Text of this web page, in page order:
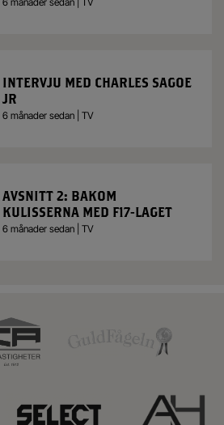
INTERVJU MED CHARLES SAGOE
JR
6 månader sedan | TV
AVSNITT 2: BAKOM
KULISSERNA MED F17-LAGET
6 månader sedan | TV